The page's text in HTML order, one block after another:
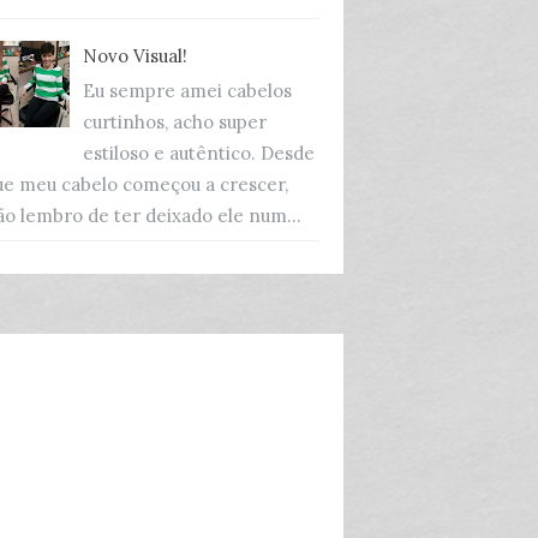
Novo Visual!
Eu sempre amei cabelos
curtinhos, acho super
estiloso e autêntico. Desde
meu cabelo começou a crescer,
lembro de ter deixado ele num...